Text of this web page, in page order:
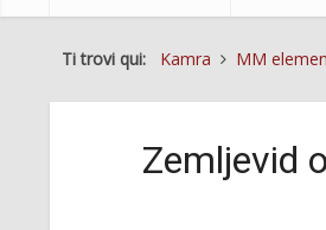
Ti trovi qui: Kamra MM
Zemljevid